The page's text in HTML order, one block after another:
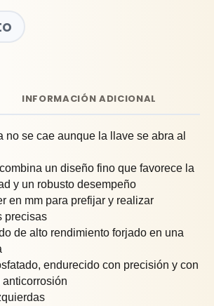
INFORMACIÓN ADICIONAL
no se cae aunque la llave se abra al
un diseño fino que favorece la
y un robusto desempeño
en mm para prefijar y realizar
precisas
de alto rendimiento forjado en una
endurecido con precisión y con
anticorrosión